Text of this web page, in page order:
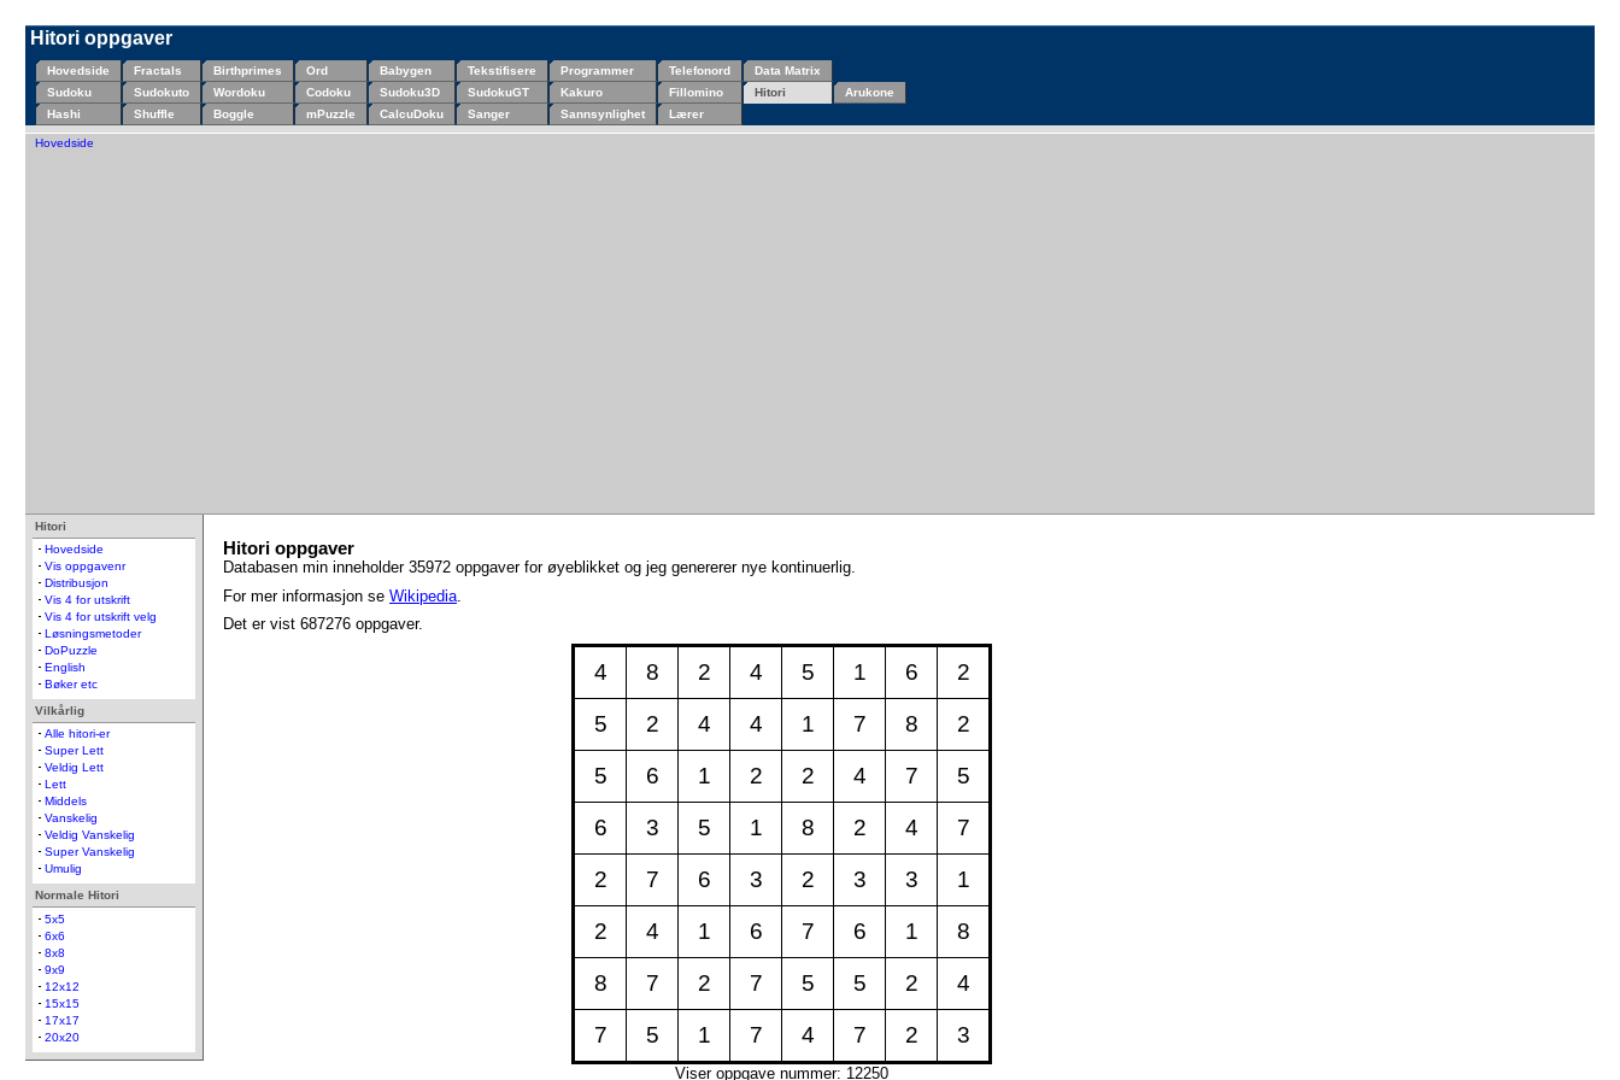
Hitori oppgaver
Hovedside Fractals Birthprimes Ord Babygen Tekstifisere Programmer Telefonord
Data Matrix
Sudoku
Sudokuto Wordoku Codoku Sudoku3D SudokuGT Kakuro Fillomino Hitori
Arukone
Hashi
Shuffle Boggle mPuzzle CalcuDoku Sanger Sannsynlighet Lærer
Hovedside
Hitori
Hovedside
Vis oppgavenr
Distribusjon
Vis 4 for utskrift
Vis 4 for utskrift velg
Løsningsmetoder
DoPuzzle
English
Bøker etc
Vilkårlig
Alle hitori-er
Super Lett
Veldig Lett
Lett
Middels
Vanskelig
Veldig Vanskelig
Super Vanskelig
Umulig
Normale Hitori
5x5
6x6
8x8
9x9
12x12
15x15
17x17
20x20
Hitori oppgaver
Databasen min inneholder 35972 oppgaver for øyeblikket og jeg genererer nye kontinuerlig.
For mer informasjon se Wikipedia
Det er vist 687276 oppgaver.
4 8 2 4 5 1 6 2
5 2 4 4 1 7 8 2
5 6 1 2 2 4 7 5
6 3 5 1 8 2 4 7
2 7 6 3 2 3 3 1
2 4 1 6 7 6 1 8
8 7 2 7 5 5 2 4
7 5 1 7 4 7 2 3
Viser oppgave nummer: 12250